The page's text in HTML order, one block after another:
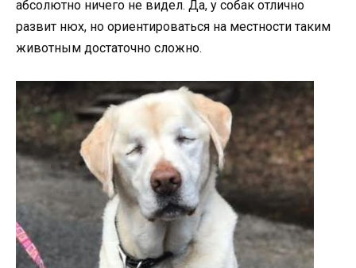
абсолютно ничего не видел. Да, у собак отлично
развит нюх, но ориентироваться на местности таким
животным достаточно сложно.